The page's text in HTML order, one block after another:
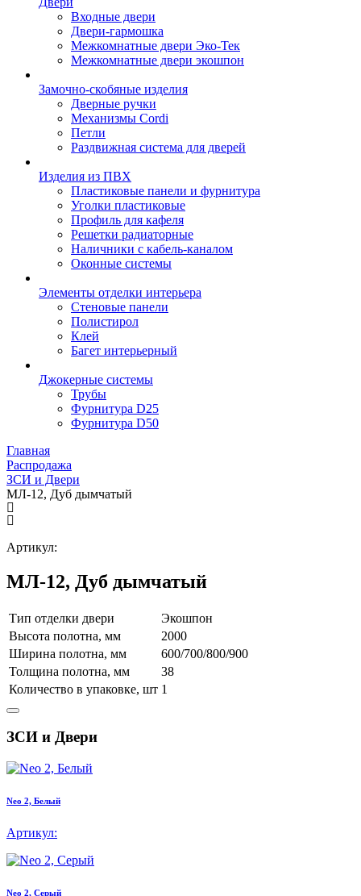
Входные двери
Двери-гармошка
Межкомнатные двери Эко-Тек
Межкомнатные двери экошпон
Замочно-скобяные изделия
Дверные ручки
Механизмы Cordi
Петли
Раздвижная система для дверей
Изделия из ПВХ
Пластиковые панели и фурнитура
Уголки пластиковые
Профиль для кафеля
Решетки радиаторные
Наличники с кабель-каналом
Оконные системы
Элементы отделки интерьера
Стеновые панели
Полистирол
Клей
Багет интерьерный
Джокерные системы
Трубы
Фурнитура D25
Фурнитура D50
Главная
Распродажа
ЗСИ и Двери
МЛ-12, Дуб дымчатый
Артикул:
МЛ-12, Дуб дымчатый
Тип отделки двери
Экошпон
Высота полотна, мм
2000
Ширина полотна, мм
600/700/800/900
Толщина полотна, мм
38
Количество в упаковке, шт 1
ЗСИ и Двери
Neo 2, Белый
Артикул:
Neo 2, Серый